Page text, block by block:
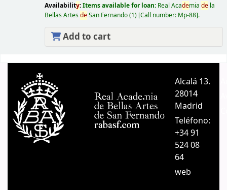
Availability:Items available for loan: Real Academia dela
Bellas ArtesdeSan Fernando(1) Call number: Mp-88 .
Add to cart
Alcalá 13.
28014
Madrid
Teléfono:
+34 91
524 08
64
web